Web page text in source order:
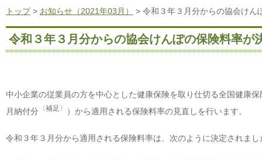
トップ> お知らせ（2021年03月） > 令和３年３月分からの協会けん
令和３年３月分からの協会けんぽの保険料率が
中小企業の従業員の方を中心とした健康保険を取り仕切る全国健康
月納付分 〈補足〉 ）から適用される保険料率の見直しを行います。
令和３年３月分から適用される保険料率は、次のように決定されまし